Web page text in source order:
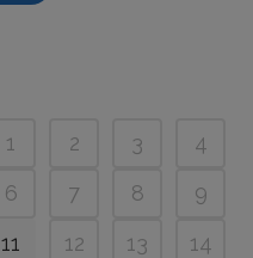
1 2 3
4
6 7 8
9
11 12 13
14